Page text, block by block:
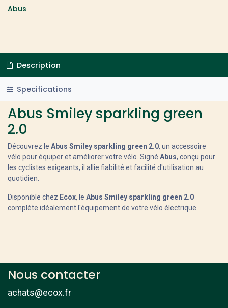
Abus
Description
Specifications
Abus Smiley sparkling green
2.0
Découvrez le Abus Smiley sparkling green 2.0, un accessoire
vélo pour équiper et améliorer votre vélo. Signé Abus, conçu pour
les cyclistes exigeants, il allie fiabilité et facilité d'utilisation au
quotidien.
Disponible chez Ecox, le Abus Smiley sparkling green 2.0
complète idéalement l'équipement de votre vélo électrique.
Nous contacter
achats@ecox.fr